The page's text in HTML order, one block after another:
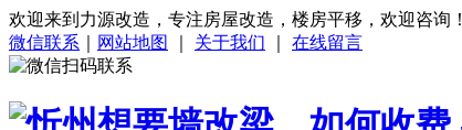
欢迎来到力源改造，专注房屋改造，楼房平移，欢迎咨询！
微信联系
网站地图 关于我们 在线留言